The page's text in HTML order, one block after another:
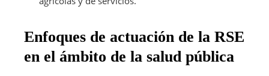
Enfoques de actuación de la RSE
en el ámbito de la salud pública